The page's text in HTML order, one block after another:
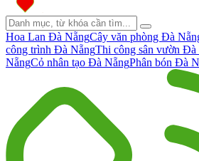
Hoa Lan Đà NẵngCây văn phòng Đà
công trình Đà NẵngThi công sân vườn Đà
NẵngCỏ nhân tạo Đà NẵngPhân bón Đà